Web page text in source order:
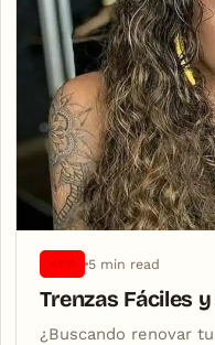
5 min read
Trenzas Fáciles
¿Buscando renovar